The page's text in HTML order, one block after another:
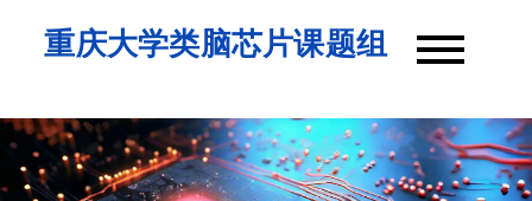
重庆大学类脑芯片课题组